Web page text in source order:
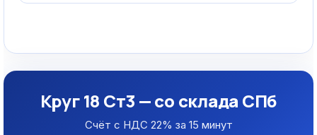
Круг 18 Ст3 — со склада СПб
Счёт с НДС 22% за 15 минут